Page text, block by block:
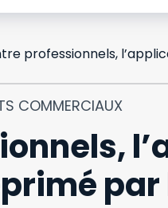
COMMERCIAUX
par